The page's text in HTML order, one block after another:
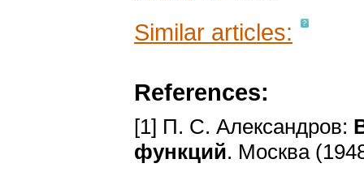
Similar articles:
References:
[1] П. С. Александров:
функций. Москва